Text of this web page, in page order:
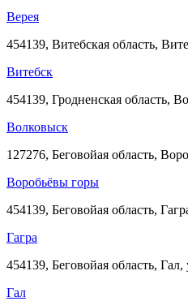
Верея
454139, Витебская область,
Витебск
454139, Гродненская область,
Волковыск
127276, Беговойая область,
Воробьёвы горы
454139, Беговойая область,
Гагра
454139, Беговойая область,
Гал